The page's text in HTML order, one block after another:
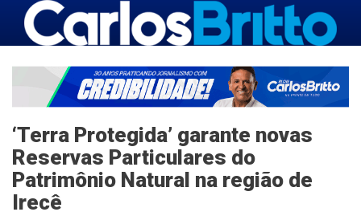
‘Terra Protegida’ garante novas
Reservas Particulares do
Patrimônio Natural na região de
Irecê